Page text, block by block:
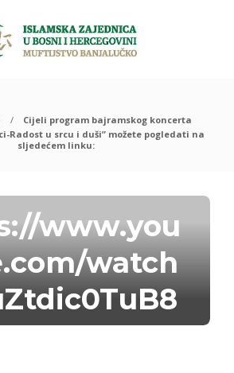
Cijeli program bajramskog koncerta
Radost u srcu i duši” možete pogledati na
sljedećem linku:
www.you
watch